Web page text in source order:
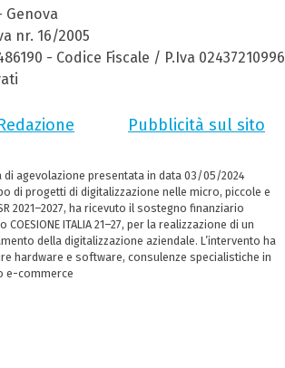
Genova
nr. 16/2005
- Codice Fiscale / P.Iva 02437210996
Pubblicità sul sito
di agevolazione presentata in data 03/05/2024
di progetti di digitalizzazione nelle micro, piccole e
2021–2027, ha ricevuto il sostegno finanziario
ITALIA 21–27, per la realizzazione di un
della digitalizzazione aziendale. L’intervento ha
hardware e software, consulenze specialistiche in
e-commerce